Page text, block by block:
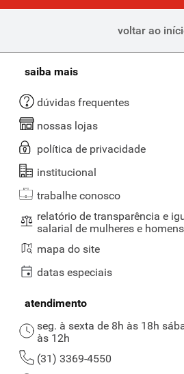
voltar ao
saiba mais
dúvidas frequentes
nossas lojas
política de privacidade
institucional
trabalhe conosco
relatório de transparência e
salarial de mulheres e homens
mapa do site
datas especiais
atendimento
seg. à sexta de 8h às 18h
às 12h
(31) 3369-4550